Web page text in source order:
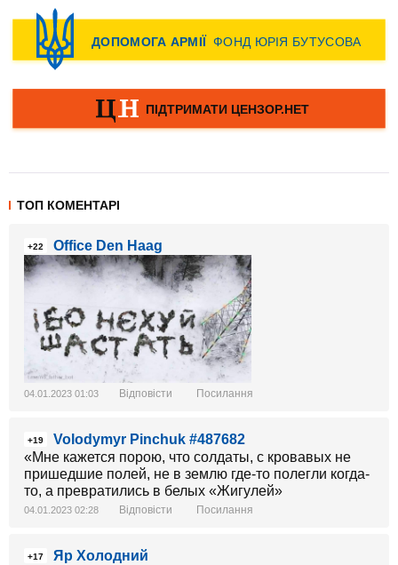
ТОП КОМЕНТАРІ
+22 Office Den Haag
04.01.2023 01:03 Відповісти Посилання
+19
Volodymyr Pinchuk #487682
«Мне кажется порою, что солдаты, с кровавых не
пришедшие полей, не в землю где-то полегли когда-
то, а превратились в белых «Жигулей»
04.01.2023 02:28 Відповісти Посилання
+17
Яр Холодний